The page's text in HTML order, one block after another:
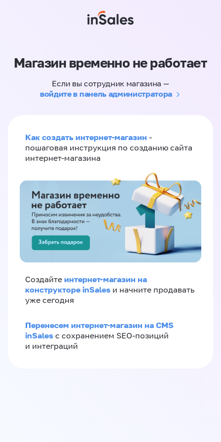
Магазин временно не работает
Если вы сотрудник магазина —
войдите в панель администратора
Как создать интернет-магазин -
пошаговая инструкция по созданию сайта
интернет-магазина
Создайте интернет-магазин на
конструкторе inSales и начните продавать
уже сегодня
Перенесем интернет-магазин на CMS
inSales с сохранением SEO-позиций
и интеграций